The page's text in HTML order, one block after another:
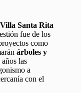
Santa Rita
fue de los
como
árboles y
las
a
con el